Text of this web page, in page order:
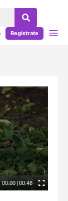
Regístrate
00:00 | 00:48